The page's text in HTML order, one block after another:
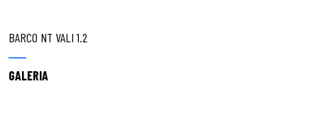
BARCO NT VALI 1.2
GALERIA